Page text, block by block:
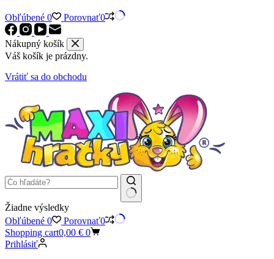
Obľúbené 0 Porovnať0
Nákupný košík
Váš košík je prázdny.
Vrátiť sa do obchodu
Žiadne výsledky
Obľúbené 0 Porovnať0
Shopping cart0,00 € 0
Prihlásiť